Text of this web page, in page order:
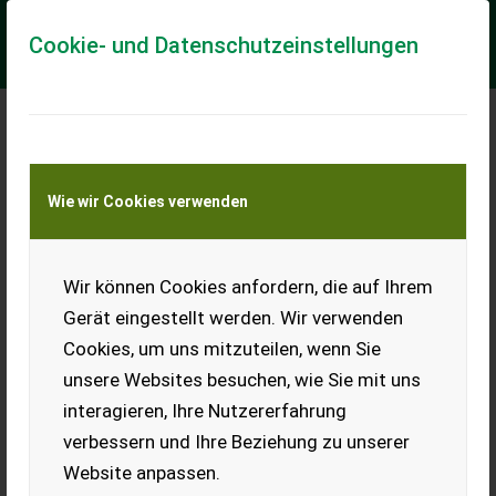
Cookie- und Datenschutzeinstellungen
Wie wir Cookies verwenden
Wir können Cookies anfordern, die auf Ihrem
Gerät eingestellt werden. Wir verwenden
Cookies, um uns mitzuteilen, wenn Sie
unsere Websites besuchen, wie Sie mit uns
interagieren, Ihre Nutzererfahrung
verbessern und Ihre Beziehung zu unserer
Website anpassen.
Meine Transportkostenanfrage
Transport von Land- und Baumaschinen –
KEINE Tiertransporte
Fendt 314 Vario Profi+
Linie: - Profi+ Setting2 - Quick Star Spurführung RTK Motor: -
Abgasstufe V Getriebe: - MZW 540/540E/1000 U/min
Kraftheber: - Oberlenker Sk hydr...
EUR 0